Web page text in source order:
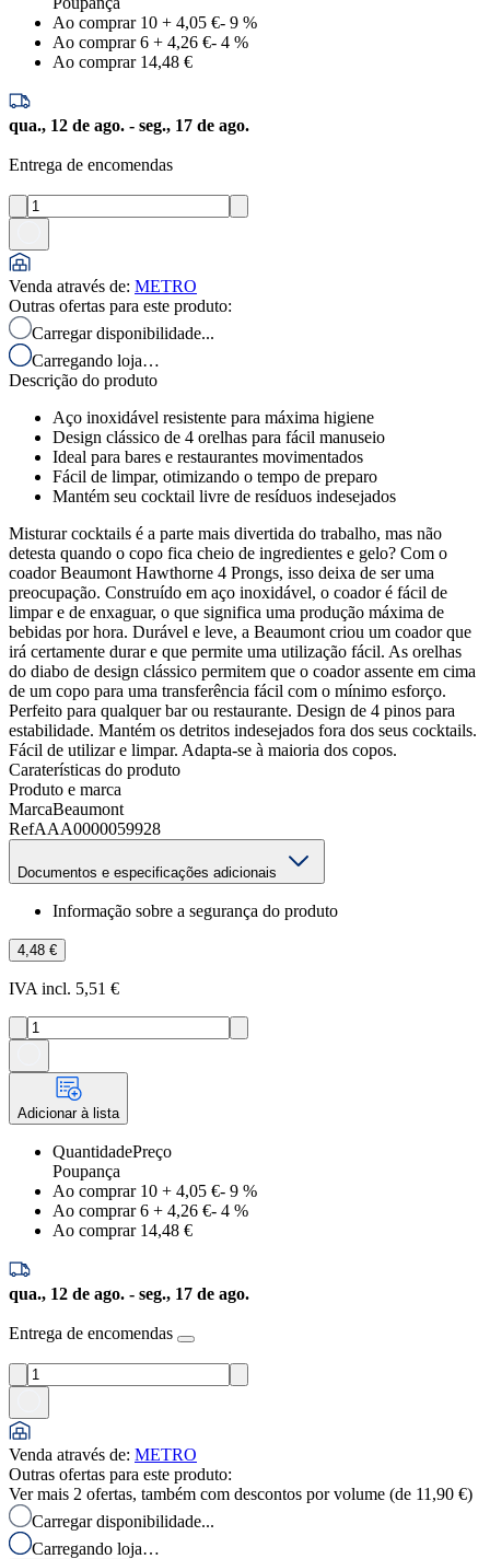
Ao comprar 10 + 4,05 €- 9 %
Ao comprar 6 + 4,26 €- 4 %
Ao comprar 14,48 €
qua., 12 de ago. - seg., 17 de ago.
Entrega de encomendas
Venda através de: METRO
Outras ofertas para este produto:
Carregar disponibilidade...
Carregando loja…
Descrição do produto
Aço inoxidável resistente para máxima higiene
Design clássico de 4 orelhas para fácil manuseio
Ideal para bares e restaurantes movimentados
Fácil de limpar, otimizando o tempo de preparo
Mantém seu cocktail livre de resíduos indesejados
Misturar cocktails é a parte mais divertida do trabalho, mas não
detesta quando o copo fica cheio de ingredientes e gelo? Com o
coador Beaumont Hawthorne 4 Prongs, isso deixa de ser uma
preocupação. Construído em aço inoxidável, o coador é fácil de
limpar e de enxaguar, o que significa uma produção máxima de
bebidas por hora. Durável e leve, a Beaumont criou um coador que
irá certamente durar e que permite uma utilização fácil. As orelhas
do diabo de design clássico permitem que o coador assente em cima
de um copo para uma transferência fácil com o mínimo esforço.
Perfeito para qualquer bar ou restaurante. Design de 4 pinos para
estabilidade. Mantém os detritos indesejados fora dos seus cocktails.
Fácil de utilizar e limpar. Adapta-se à maioria dos copos.
Caraterísticas do produto
Produto e marca
MarcaBeaumont
RefAAA0000059928
Documentos e especificações adicionais
Informação sobre a segurança do produto
4,48 €
IVA incl. 5,51 €
Adicionar à lista
QuantidadePreço
Poupança
Ao comprar 10 + 4,05 €- 9 %
Ao comprar 6 + 4,26 €- 4 %
Ao comprar 14,48 €
qua., 12 de ago. - seg., 17 de ago.
Entrega de encomendas
Venda através de: METRO
Outras ofertas para este produto:
Ver mais 2 ofertas, também com descontos por volume (de 11,90 €)
Carregar disponibilidade...
Carregando loja…